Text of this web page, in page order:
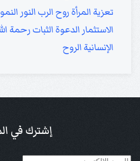
تعزية المرأة روح الرب النور
الاستثمار الدعوة الثبات رحمة
الإنسانية الروح
إشترك في